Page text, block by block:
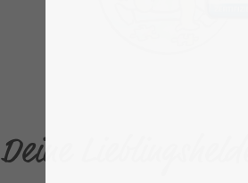
Deine